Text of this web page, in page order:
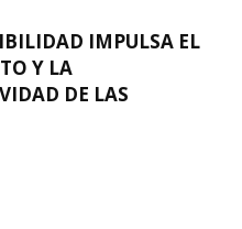
IMPULSA EL
Y LA
DE LAS